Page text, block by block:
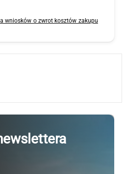
wniosków o zwrot kosztów zakupu